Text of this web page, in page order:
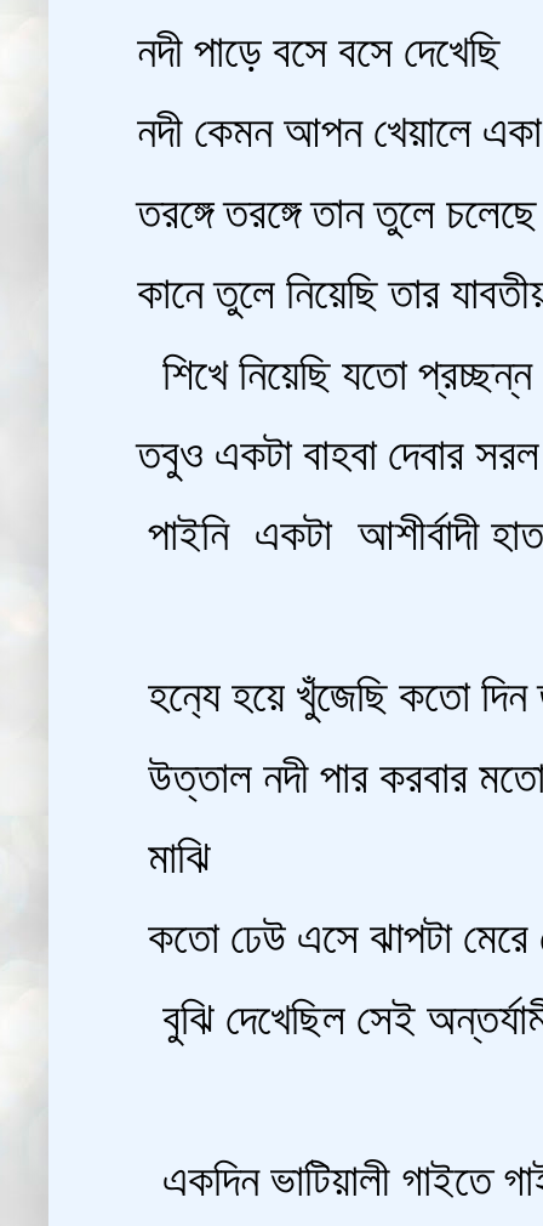
নদী পাড়ে বসে বসে দেখেছি
নদী কেমন আপন খেয়ালে
তরঙ্গে তরঙ্গে তান তুলে চলেছে
কানে তুলে নিয়েছি তার
শিখে নিয়েছি যতো প্রচ্ছন্ন
তবুও একটা বাহবা দেবার
পাইনি একটা আশীর্বাদী হাত
হন‍্যে হয়ে খুঁজেছি কতো দিন
উত্তাল নদী পার করবার
মাঝি
কতো ঢেউ এসে ঝাপটা মেরে
বুঝি দেখেছিল সেই
একদিন ভাটিয়ালী গাইতে